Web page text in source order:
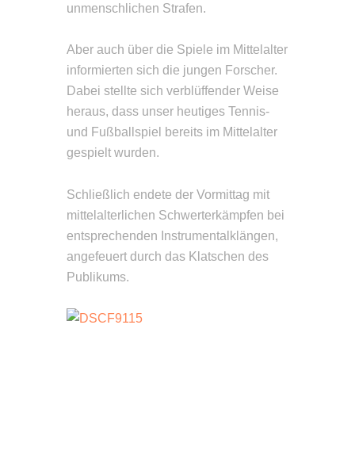
unmenschlichen Strafen.
Aber auch über die Spiele im Mittelalter
informierten sich die jungen Forscher.
Dabei stellte sich verblüffender Weise
heraus, dass unser heutiges Tennis-
und Fußballspiel bereits im Mittelalter
gespielt wurden.
Schließlich endete der Vormittag mit
mittelalterlichen Schwerterkämpfen bei
entsprechenden Instrumentalklängen,
angefeuert durch das Klatschen des
Publikums.